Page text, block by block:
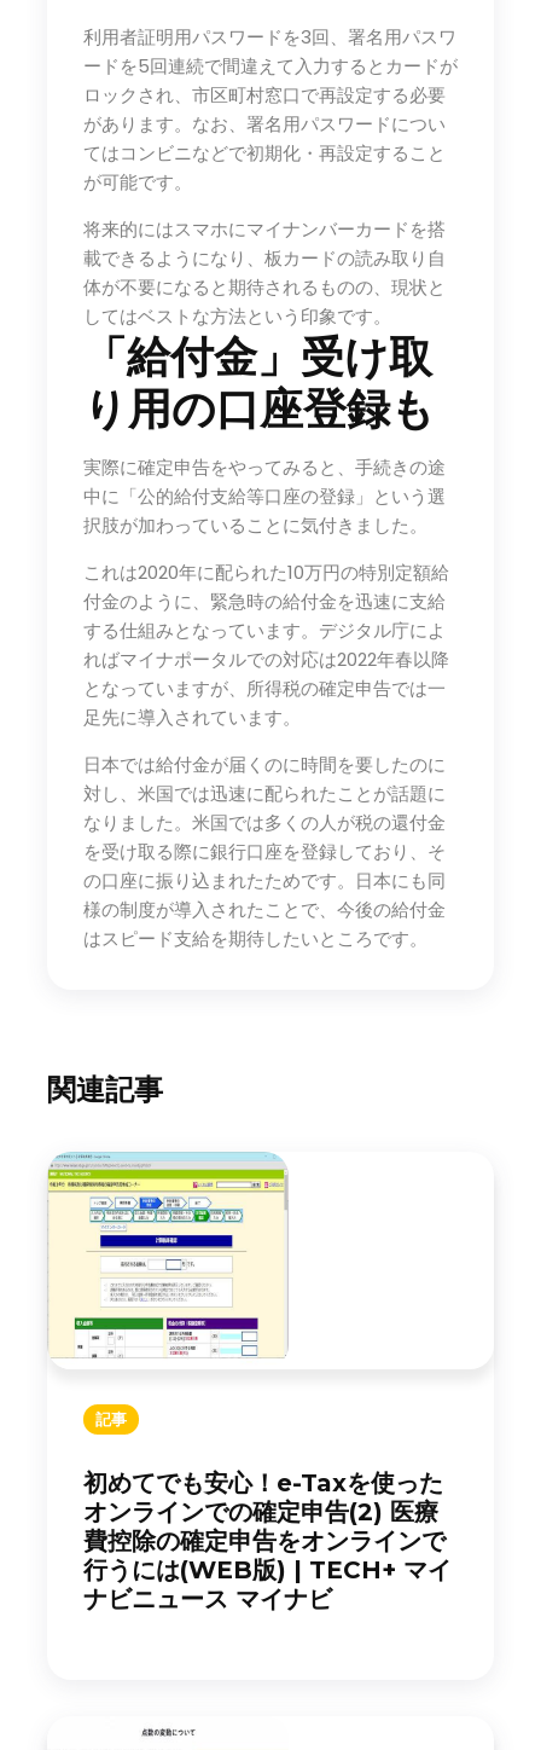
利用者証明用パスワードを3回、署名用パスワ
ードを5回連続で間違えて入力するとカードが
ロックされ、市区町村窓口で再設定する必要
があります。なお、署名用パスワードについ
てはコンビニなどで初期化・再設定すること
が可能です。
将来的にはスマホにマイナンバーカードを搭
載できるようになり、板カードの読み取り自
体が不要になると期待されるものの、現状と
してはベストな方法という印象です。
「給付金」受け取
り用の口座登録も
実際に確定申告をやってみると、手続きの途
中に「公的給付支給等口座の登録」という選
択肢が加わっていることに気付きました。
これは2020年に配られた10万円の特別定額給
付金のように、緊急時の給付金を迅速に支給
する仕組みとなっています。デジタル庁によ
ればマイナポータルでの対応は2022年春以降
となっていますが、所得税の確定申告では一
足先に導入されています。
日本では給付金が届くのに時間を要したのに
対し、米国では迅速に配られたことが話題に
なりました。米国では多くの人が税の還付金
を受け取る際に銀行口座を登録しており、そ
の口座に振り込まれたためです。日本にも同
様の制度が導入されたことで、今後の給付金
はスピード支給を期待したいところです。
関連記事
記事
初めてでも安心！e-Taxを使った
オンラインでの確定申告(2) 医療
費控除の確定申告をオンラインで
行うには(WEB版) | TECH+ マイ
ナビニュース マイナビ